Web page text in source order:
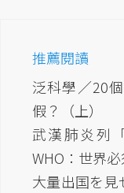
推薦閱讀
泛科學／20
假？（上）
武漢肺炎列
WHO：世界
大量出国を